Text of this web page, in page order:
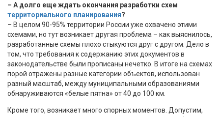
– А долго еще ждать окончания разработки схем
территориального планирования?
– В целом 90-95% территории России уже охвачено этими
схемами, но тут возникает другая проблема – как выяснилось,
разработанные схемы плохо стыкуются друг с другом. Дело в
том, что требования к содержанию этих документов в
законодательстве были прописаны нечетко. В итоге на схемах
порой отражены разные категории объектов, использован
разный масштаб, между муниципальными образованиями
обнаруживаются «белые пятна» от 40 до 100 км.
Кроме того, возникает много спорных моментов. Допустим,